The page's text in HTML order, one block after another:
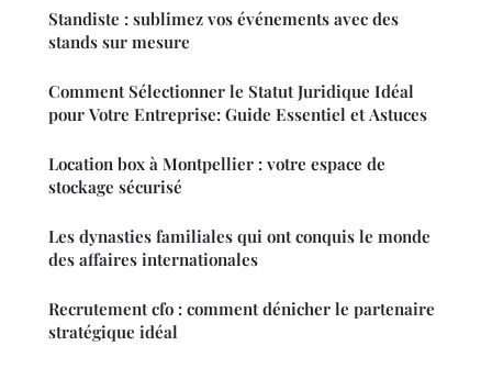
Standiste : sublimez vos événements avec des
stands sur mesure
Comment Sélectionner le Statut Juridique Idéal
pour Votre Entreprise: Guide Essentiel et Astuces
Location box à Montpellier : votre espace de
stockage sécurisé
Les dynasties familiales qui ont conquis le monde
des affaires internationales
Recrutement cfo : comment dénicher le partenaire
stratégique idéal